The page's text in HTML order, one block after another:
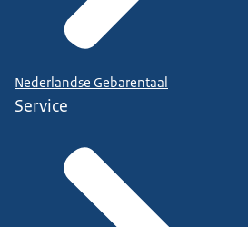
Nederlandse Gebarentaal
Service